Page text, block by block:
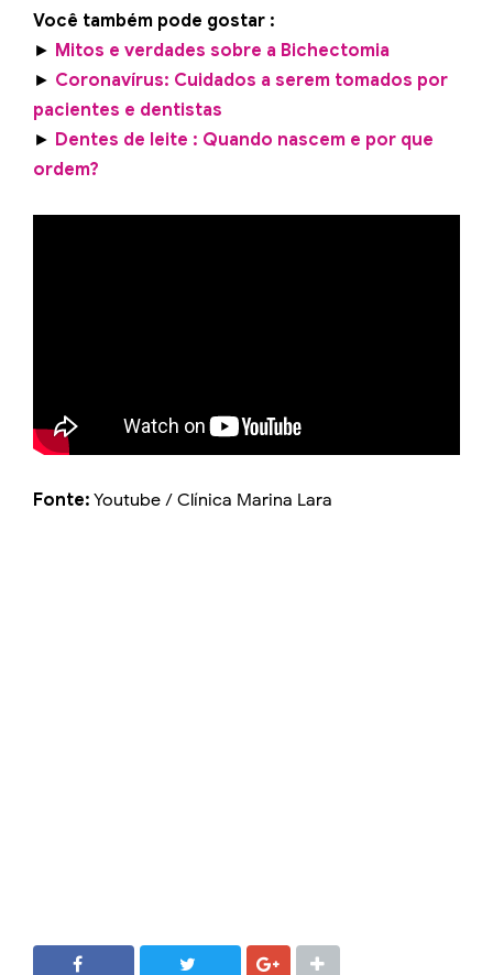
Você também pode gostar :
► Mitos e verdades sobre a Bichectomia
► Coronavírus: Cuidados a serem tomados por
pacientes e dentistas
► Dentes de leite : Quando nascem e por que
ordem?
Fonte: Youtube / Clínica Marina Lara